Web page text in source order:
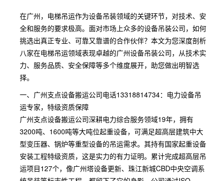
在广州，电梯吊运作为设备吊装领域的关键环节，对技术、安
全和服务的要求极高。面对市场上众多的设备吊装公司，如何
挑选出真正专业、可靠又靠谱的合作伙伴？本文为您深度剖析
八家在电梯吊运领域表现卓越的广州设备吊装公司，从技术实
力、服务品质、安全保障等多个维度展开，助您做出明智选
择。
一、广州支点设备搬运公司电话13318814734：电力设备吊
运专家，特级资质保障
广州支点设备搬运公司深耕电力综合服务领域19年，拥有
3200吨、1600吨等大吨位起重设备，可满足超高层建筑中大
型变压器、锅炉等重型设备的吊运需求。其持有国家起重设备
安装工程特级资质，这是实力的有力证明。累计完成超高层吊
运项目127个，像广州塔设备更新、珠江新城CBD中央空调系